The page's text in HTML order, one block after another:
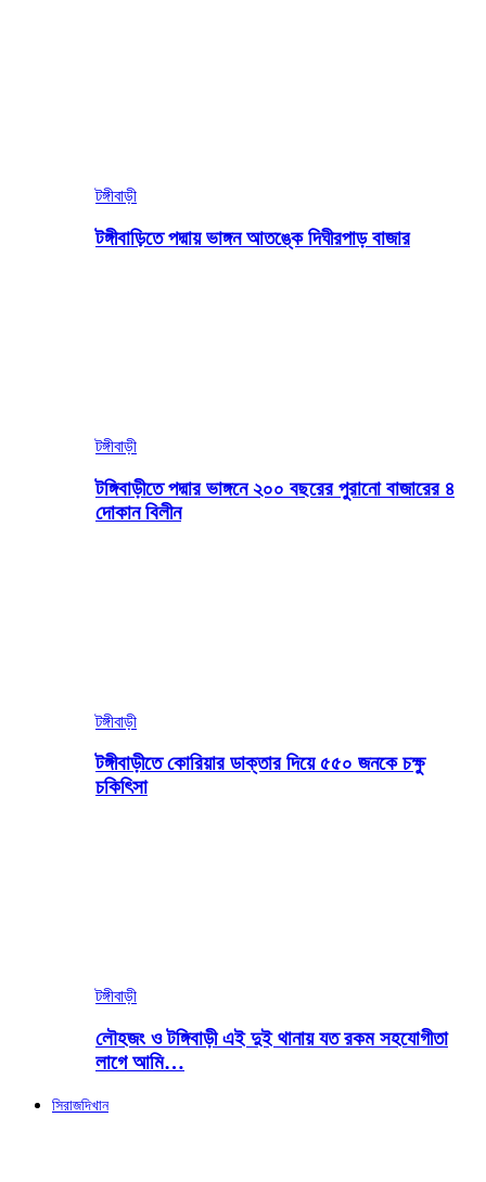
টঙ্গীবাড়ী
টঙ্গীবাড়িতে পদ্মায় ভাঙ্গন আতঙ্কে দিঘীরপাড় বাজার
টঙ্গীবাড়ী
টঙ্গিবাড়ীতে পদ্মার ভাঙ্গনে ২০০ বছরের পুরানো বাজারের ৪
দোকান বিলীন
টঙ্গীবাড়ী
টঙ্গীবাড়ীতে কোরিয়ার ডাক্তার দিয়ে ৫৫০ জনকে চক্ষু
চকিৎিসা
টঙ্গীবাড়ী
লৌহজং ও টঙ্গিবাড়ী এই দুই থানায় যত রকম সহযোগীতা
লাগে আমি…
সিরাজদিখান